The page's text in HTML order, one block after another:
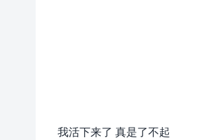
我活下来了 真是了不起